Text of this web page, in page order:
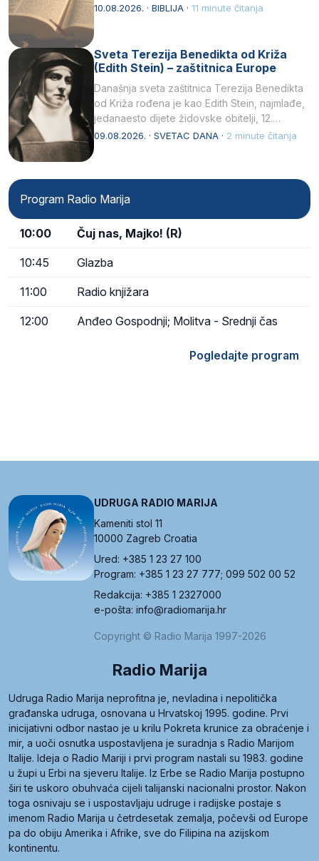
10.08.2026. · BIBLIJA · 11 minute čitanja
Sveta Terezija Benedikta od Križa
(Edith Stein) – zaštitnica Europe
Današnja sveta zaštitnica Terezija Benedikta
od Križa rođena je kao Edith Stein, najmlađe,
jedanaesto dijete židovske obitelji, 12.
listopada 1891, u Wrocławu…
09.08.2026. · SVETAC DANA · 2 minute čitanja
Program Radio Marija
10:00 Čuj nas, Majko! (R)
10:45 Glazba
11:00 Radio knjižara
12:00 Anđeo Gospodnji; Molitva - Srednji čas
Pogledajte program
UDRUGA RADIO MARIJA
Kameniti stol 11
10000 Zagreb Croatia
Ured: +385 1 23 27 100
Program: +385 1 23 27 777; 099 502 00 52
Redakcija: +385 1 2327000
e-pošta: info@radiomarija.hr
Copyright © Radio Marija 1997-2026
Radio Marija
Udruga Radio Marija neprofitna je, nevladina i nepolitička
građanska udruga, osnovana u Hrvatskoj 1995. godine. Prvi
inicijativni odbor nastao je u krilu Pokreta krunice za obraćenje i
mir, a uoči osnutka uspostavljena je suradnja s Radio Marijom
Italije. Ideja o Radio Mariji i prvi program nastali su 1983. godine
u župi u Erbi na sjeveru Italije. Iz Erbe se Radio Marija postupno
širi te uskoro obuhvaća cijeli talijanski nacionalni prostor. Nakon
toga osnivaju se i uspostavljaju udruge i radijske postaje s
imenom Radio Marija u četrdesetak zemalja, počevši od Europe
pa do obiju Amerika i Afrike, sve do Filipina na azijskom
kontinentu.